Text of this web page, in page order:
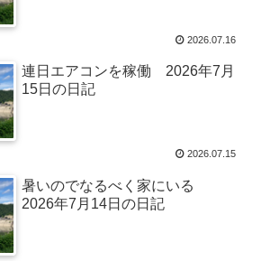
2026.07.16
連日エアコンを稼働 2026年7月
15日の日記
2026.07.15
暑いのでなるべく家にいる
2026年7月14日の日記